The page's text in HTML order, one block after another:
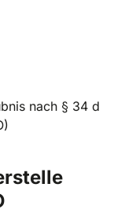
nach § 34 d